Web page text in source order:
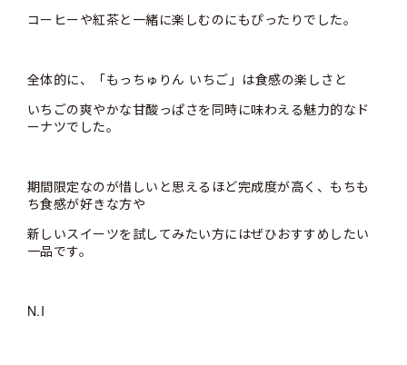
コーヒーや紅茶と一緒に楽しむのにもぴったりでした。
全体的に、「もっちゅりん いちご」は食感の楽しさと
いちごの爽やかな甘酸っぱさを同時に味わえる魅力的なド
ーナツでした。
期間限定なのが惜しいと思えるほど完成度が高く、もちも
ち食感が好きな方や
新しいスイーツを試してみたい方にはぜひおすすめしたい
一品です。
N.I